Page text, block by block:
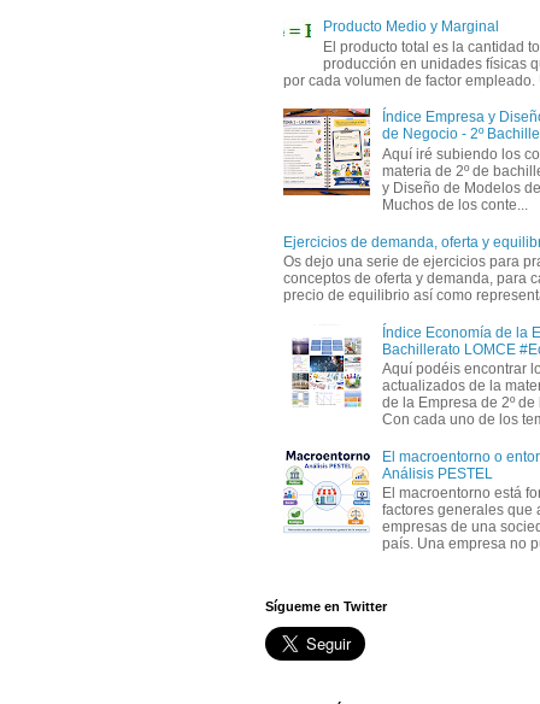
Producto Medio y Marginal
El producto total es la cantidad
producción en unidades físicas
por cada volumen de factor empleado.
Índice Empresa y
de Negocio - 2º
Aquí iré subiendo los
materia de 2º de
y Diseño de Modelos
Muchos de los conte...
Ejercicios de demanda, oferta y
Os dejo una serie de ejercicios para
conceptos de oferta y demanda, para
precio de equilibrio así como
Índice Economía de la
Bachillerato LOMCE
Aquí podéis encontrar
actualizados de la
de la Empresa de 2º
Con cada uno de los
El macroentorno o
Análisis PESTEL
El macroentorno está
factores generales que
empresas de una
país. Una empresa no
Sígueme en Twitter